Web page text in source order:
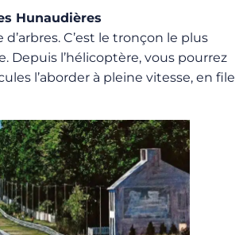
Hunaudières
C’est le tronçon le plus
Depuis l’hélicoptère, vous pourrez
l’aborder à pleine vitesse, en file